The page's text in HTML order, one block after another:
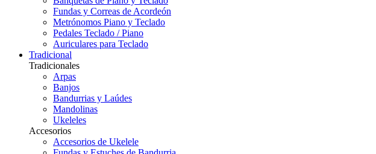
Fundas y Correas de Acordeón
Metrónomos Piano y Teclado
Pedales Teclado / Piano
Auriculares para Teclado
Tradicional
Tradicionales
Arpas
Banjos
Bandurrias y Laúdes
Mandolinas
Ukeleles
Accesorios
Accesorios de Ukelele